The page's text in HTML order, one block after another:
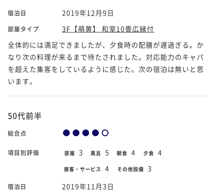
宿泊日 2019年12月9日
部屋タイプ
3F【萌黄】 和室10畳広縁付
全体的には満足できましたが、夕食時の配膳が遅過ぎる。か
なり次の料理が来るまで待たされました。対応能力のキャパ
を超えた集客をしているように感じた。次の宿泊は無いと思
います。
50代前半
総合点
項目別評価 部屋 3 風呂 5 朝食 4 夕食 4
接客・サービス 4 その他設備 3
宿泊日 2019年11月3日